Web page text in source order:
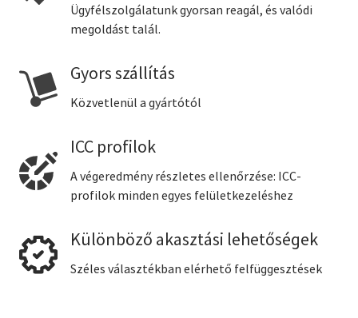
Ügyfélszolgálatunk gyorsan reagál, és valódi
megoldást talál.
Gyors szállítás
Közvetlenül a gyártótól
ICC profilok
A végeredmény részletes ellenőrzése: ICC-
profilok minden egyes felületkezeléshez
Különböző akasztási lehetőségek
Széles választékban elérhető felfüggesztések